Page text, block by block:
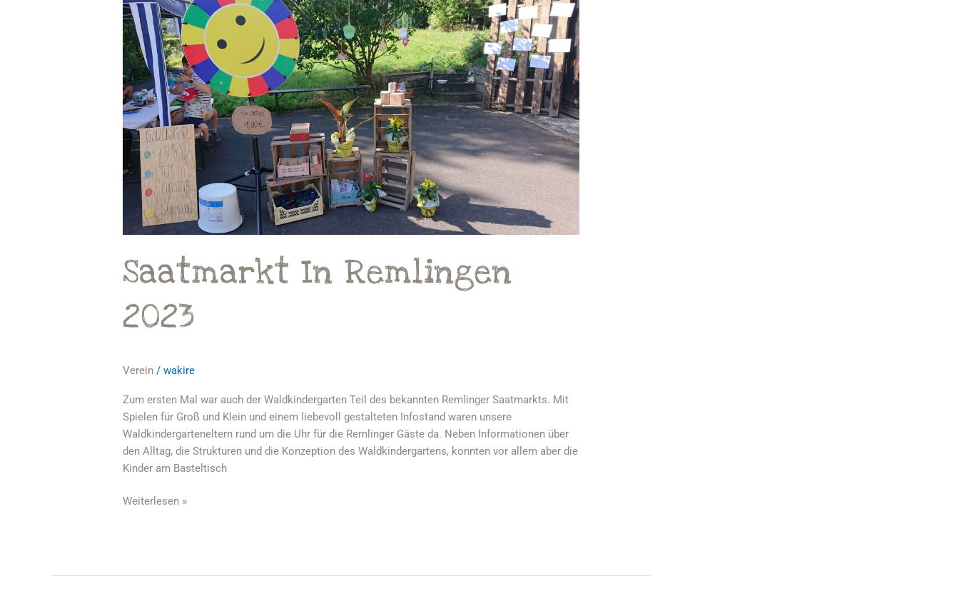
Saatmarkt In Remlingen
2023
Verein /wakire
Zum ersten Mal war auch der Waldkindergarten Teil des bekannten Remlinger Saatmarkts. Mit
Spielen für Groß und Klein und einem liebevoll gestalteten Infostand waren unsere
Waldkindergarteneltern rund um die Uhr für die Remlinger Gäste da. Neben Informationen über
den Alltag, die Strukturen und die Konzeption des Waldkindergartens, konnten vor allem aber die
Kinder am Basteltisch
Remlingen
2023
Weiterlesen »